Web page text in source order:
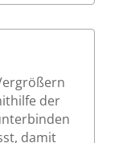
der
damit